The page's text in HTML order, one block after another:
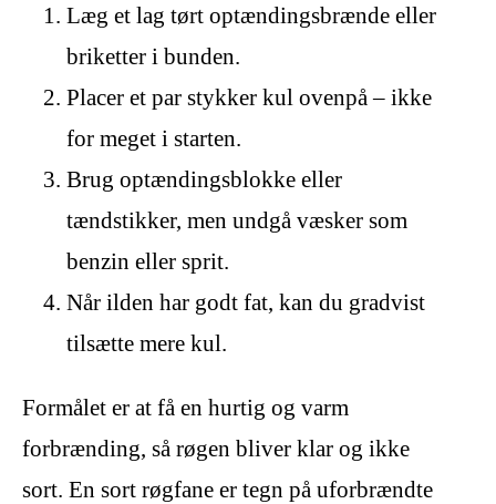
Læg et lag tørt optændingsbrænde eller
briketter i bunden.
Placer et par stykker kul ovenpå – ikke
for meget i starten.
Brug optændingsblokke eller
tændstikker, men undgå væsker som
benzin eller sprit.
Når ilden har godt fat, kan du gradvist
tilsætte mere kul.
Formålet er at få en hurtig og varm
forbrænding, så røgen bliver klar og ikke
sort. En sort røgfane er tegn på uforbrændte